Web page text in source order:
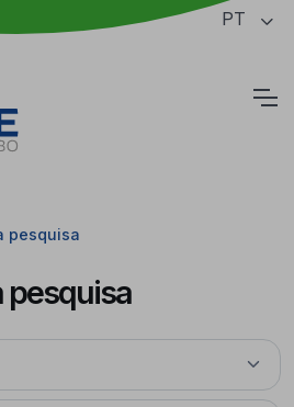
da página PT
pesquisa
pesquisa